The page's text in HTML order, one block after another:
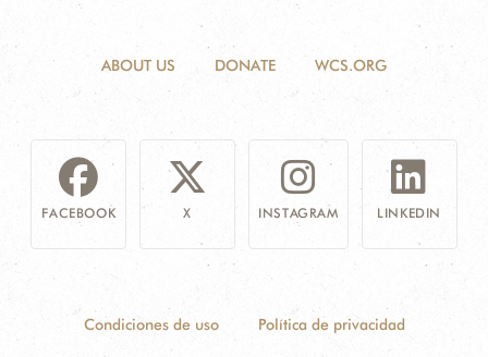
ABOUT US DONATE WCS.ORG
FACEBOOK X INSTAGRAM LINKEDIN
Condiciones de uso Política de privacidad